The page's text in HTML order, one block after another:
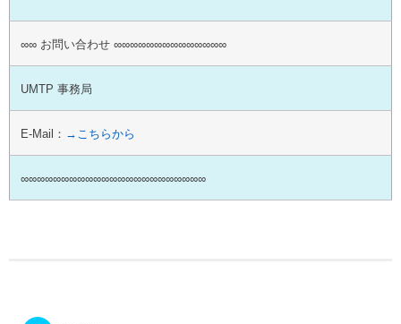
∞∞ お問い合わせ ∞∞∞∞∞∞∞∞∞∞∞∞∞∞
UMTP 事務局
E-Mail： →こちらから
∞∞∞∞∞∞∞∞∞∞∞∞∞∞∞∞∞∞∞∞∞∞∞